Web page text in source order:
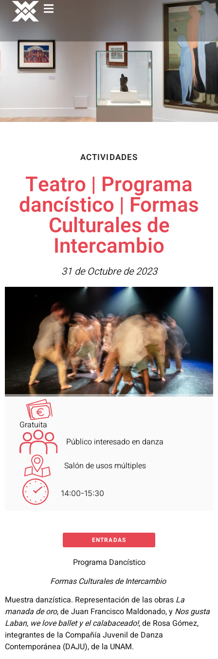
ACTIVIDADES
Teatro | Programa
dancístico | Formas
Culturales de
Intercambio
31 de Octubre de 2023
Gratuita
Público interesado en danza
Salón de usos múltiples
14:00-15:30
ENTRADAS
Programa Dancístico
Formas Culturales de Intercambio
Muestra danzística. Representación de las obras La
manada de oro, de Juan Francisco Maldonado, y Nos gusta
Laban, we love ballet y el calabaceado!, de Rosa Gómez,
integrantes de la Compañía Juvenil de Danza
Contemporánea (DAJU), de la UNAM.